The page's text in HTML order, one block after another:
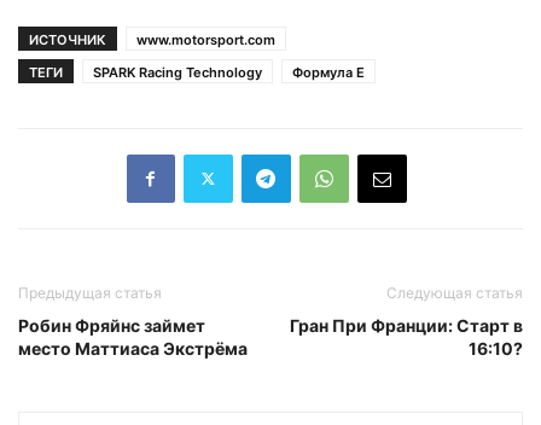
ИСТОЧНИК
www.motorsport.com
ТЕГИ
SPARK Racing Technology Формула Е
Предыдущая статья
Робин Фряйнс займет
место Маттиаса Экстрёма
Следующая статья
Гран При Франции: Старт в
16:10?